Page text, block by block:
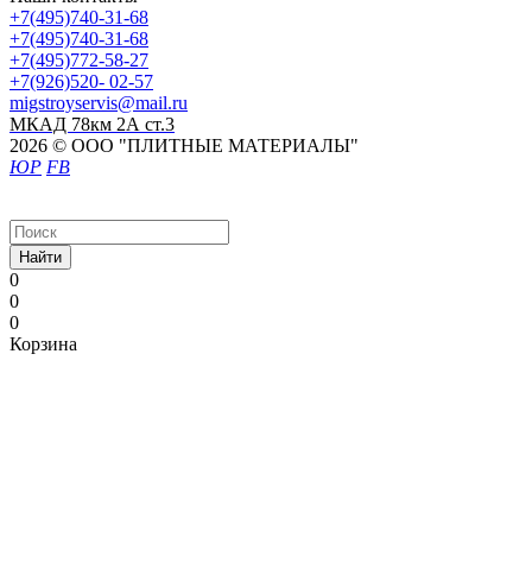
+7(495)740-31-68
+7(495)740-31-68
+7(495)772-58-27
+7(926)520- 02-57
migstroyservis@mail.ru
МКАД 78км 2А ст.3
2026 © ООО "ПЛИТНЫЕ МАТЕРИАЛЫ"
ЮР FB
Найти
0
0
0
Корзина